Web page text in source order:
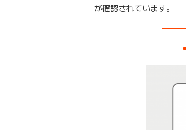
が確認されています。